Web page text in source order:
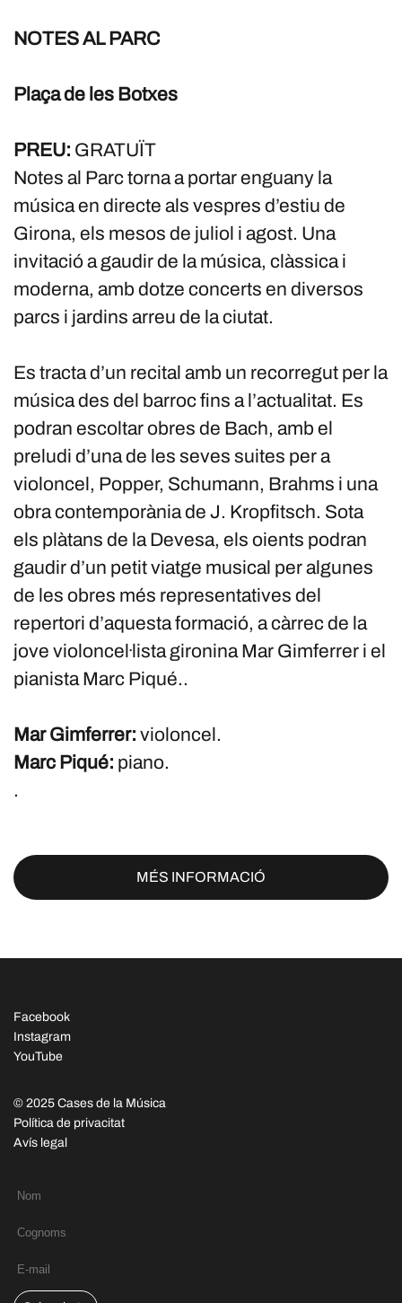
NOTES AL PARC
Plaça de les Botxes
PREU: GRATUÏT
Notes al Parc torna a portar enguany la
música en directe als vespres d’estiu de
Girona, els mesos de juliol i agost. Una
invitació a gaudir de la música, clàssica i
moderna, amb dotze concerts en diversos
parcs i jardins arreu de la ciutat.
Es tracta d’un recital amb un recorregut per la
música des del barroc fins a l’actualitat. Es
podran escoltar obres de Bach, amb el
preludi d’una de les seves suites per a
violoncel, Popper, Schumann, Brahms i una
obra contemporània de J. Kropfitsch. Sota
els plàtans de la Devesa, els oients podran
gaudir d’un petit viatge musical per algunes
de les obres més representatives del
repertori d’aquesta formació, a càrrec de la
jove violoncel·lista gironina Mar Gimferrer i el
pianista Marc Piqué..
Mar Gimferrer: violoncel.
Marc Piqué: piano.
.
MÉS INFORMACIÓ
Facebook
Instagram
YouTube
© 2025 Cases de la Música
Política de privacitat
Avís legal